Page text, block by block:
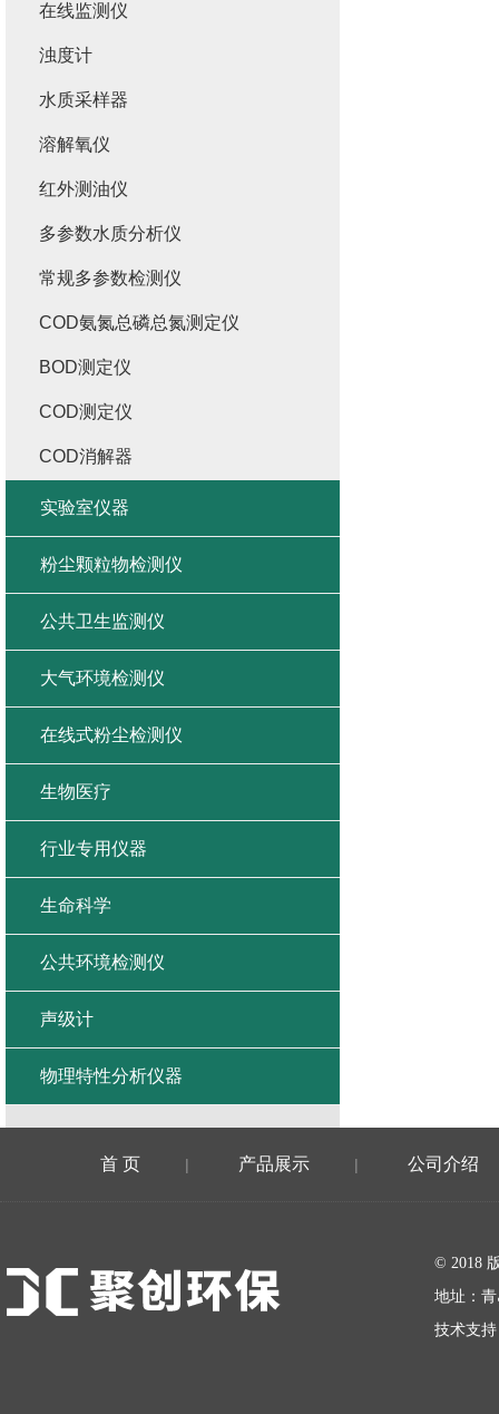
在线监测仪
浊度计
水质采样器
溶解氧仪
红外测油仪
多参数水质分析仪
常规多参数检测仪
COD氨氮总磷总氮测定仪
BOD测定仪
COD测定仪
COD消解器
实验室仪器
粉尘颗粒物检测仪
公共卫生监测仪
大气环境检测仪
在线式粉尘检测仪
生物医疗
行业专用仪器
生命科学
公共环境检测仪
声级计
物理特性分析仪器
首 页 | 产品展示 | 公司介绍
© 2018
地址：
技术支